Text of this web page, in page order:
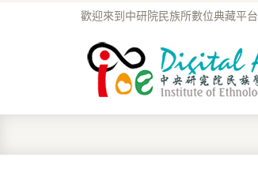
歡迎來到中研院民族所數位典藏平台